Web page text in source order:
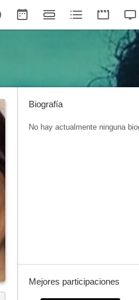
Biografía
No hay actualmente ninguna
Mejores participaciones